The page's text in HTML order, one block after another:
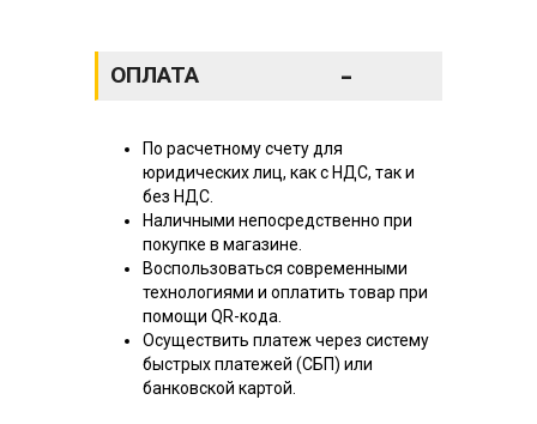
ОПЛАТА -
По расчетному счету для
юридических лиц, как с НДС, так и
без НДС.
Наличными непосредственно при
покупке в магазине.
Воспользоваться современными
технологиями и оплатить товар при
помощи QR-кода.
Осуществить платеж через систему
быстрых платежей (СБП) или
банковской картой.